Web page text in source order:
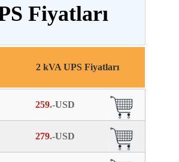
Fiyatları
2 kVA UPS Fiyatları
259.-USD
279.-USD